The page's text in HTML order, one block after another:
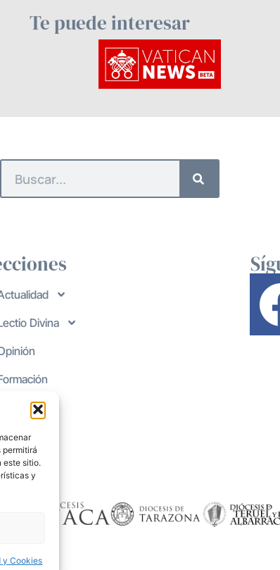
permitirá
este sitio.
y
y Cookies
Te puede interesar
Divina